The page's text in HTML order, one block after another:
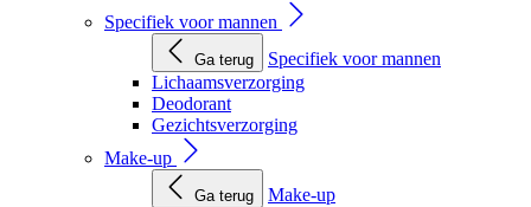
Specifiek voor mannen
Ga terug
Specifiek voor mannen
Lichaamsverzorging
Deodorant
Gezichtsverzorging
Make-up
Ga terug
Make-up